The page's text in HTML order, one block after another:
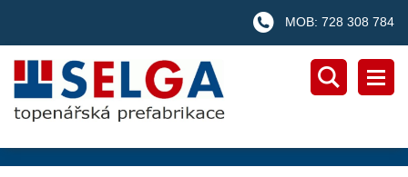
MOB: 728 308 784